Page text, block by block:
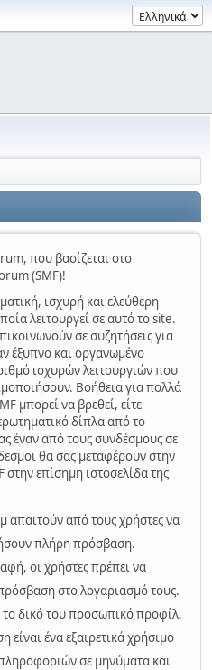
που βασίζεται στο
(SMF)!
ισχυρή και ελεύθερη
λειτουργεί σε αυτό το site.
σε συζητήσεις για
έξυπνο και οργανωμένο
ισχυρών λειτουργιών που
Βοήθεια για πολλά
μπορεί να βρεθεί, είτε
δίπλα από το
έναν από τους συνδέσμους σε
θα σας μεταφέρουν στην
στην επίσημη ιστοσελίδα της
απαιτούν από τους χρήστες να
πλήρη πρόσβαση.
οι χρήστες πρέπει να
στο λογαριασμό τους.
το δικό του προσωπικό προφίλ.
είναι ένα εξαιρετικά χρήσιμο
σε μηνύματα και